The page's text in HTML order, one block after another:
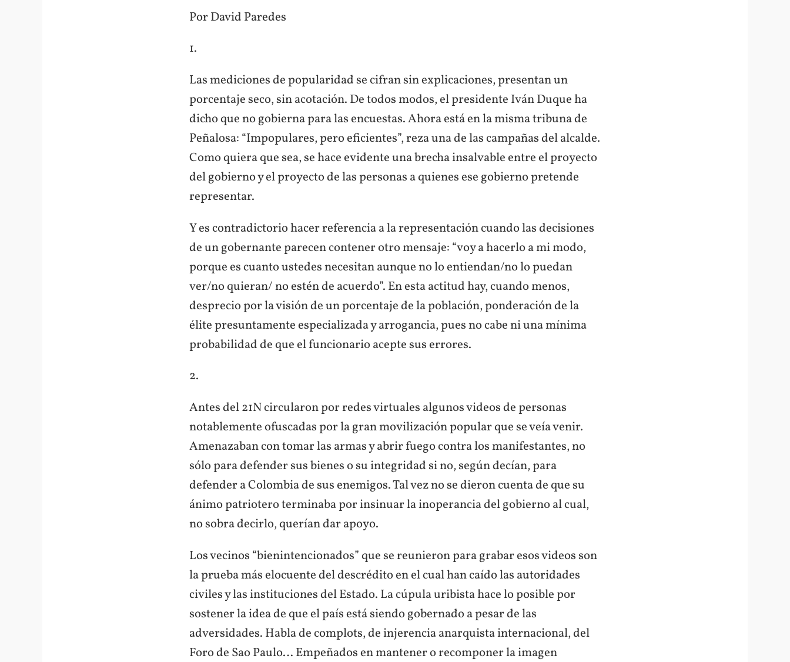
Por David Paredes
1.
Las mediciones de popularidad se cifran sin explicaciones, presentan un
porcentaje seco, sin acotación. De todos modos, el presidente Iván Duque ha
dicho que no gobierna para las encuestas. Ahora está en la misma tribuna de
Peñalosa: “Impopulares, pero eficientes”, reza una de las campañas del alcalde.
Como quiera que sea, se hace evidente una brecha insalvable entre el proyecto
del gobierno y el proyecto de las personas a quienes ese gobierno pretende
representar.
Y es contradictorio hacer referencia a la representación cuando las decisiones
de un gobernante parecen contener otro mensaje: “voy a hacerlo a mi modo,
porque es cuanto ustedes necesitan aunque no lo entiendan/no lo puedan
ver/no quieran/ no estén de acuerdo”. En esta actitud hay, cuando menos,
desprecio por la visión de un porcentaje de la población, ponderación de la
élite presuntamente especializada y arrogancia, pues no cabe ni una mínima
probabilidad de que el funcionario acepte sus errores.
2.
Antes del 21N circularon por redes virtuales algunos videos de personas
notablemente ofuscadas por la gran movilización popular que se veía venir.
Amenazaban con tomar las armas y abrir fuego contra los manifestantes, no
sólo para defender sus bienes o su integridad si no, según decían, para
defender a Colombia de sus enemigos. Tal vez no se dieron cuenta de que su
ánimo patriotero terminaba por insinuar la inoperancia del gobierno al cual,
no sobra decirlo, querían dar apoyo.
Los vecinos “bienintencionados” que se reunieron para grabar esos videos son
la prueba más elocuente del descrédito en el cual han caído las autoridades
civiles y las instituciones del Estado. La cúpula uribista hace lo posible por
sostener la idea de que el país está siendo gobernado a pesar de las
adversidades. Habla de complots, de injerencia anarquista internacional, del
Foro de Sao Paulo… Empeñados en mantener o recomponer la imagen